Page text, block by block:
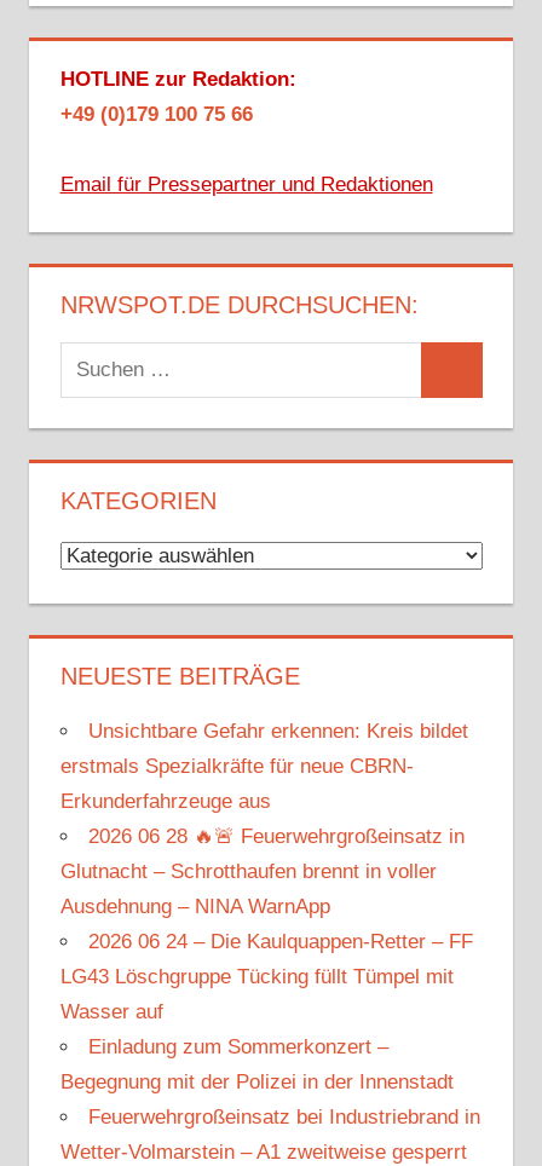
HOTLINE zur Redaktion:
+49 (0)179 100 75 66
Email für Pressepartner und Redaktionen
NRWSPOT.DE DURCHSUCHEN:
Suchen
nach:
KATEGORIEN
Kategorien
NEUESTE BEITRÄGE
Unsichtbare Gefahr erkennen: Kreis bildet
erstmals Spezialkräfte für neue CBRN-
Erkunderfahrzeuge aus
2026 06 28 🔥🚨 Feuerwehrgroßeinsatz in
Glutnacht – Schrotthaufen brennt in voller
Ausdehnung – NINA WarnApp
2026 06 24 – Die Kaulquappen-Retter – FF
LG43 Löschgruppe Tücking füllt Tümpel mit
Wasser auf
Einladung zum Sommerkonzert –
Begegnung mit der Polizei in der Innenstadt
Feuerwehrgroßeinsatz bei Industriebrand in
Wetter-Volmarstein – A1 zweitweise gesperrt